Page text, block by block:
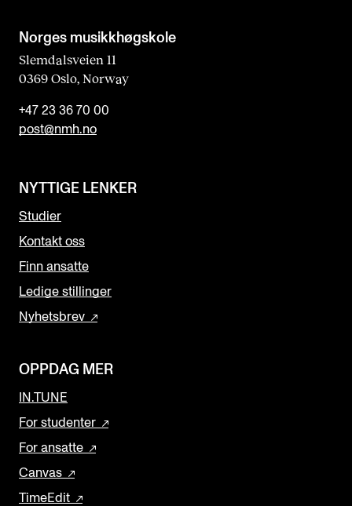
Norges musikk­høgskole
Slemdalsveien 11
0369 Oslo, Norway
+47 23 36 70 00
post@nmh.no
NYTTIGE LENKER
Studier
Kontakt oss
Finn ansatte
Ledige stillinger
Nyhetsbrev
OPPDAG MER
IN.TUNE
For studenter
For ansatte
Canvas
TimeEdit